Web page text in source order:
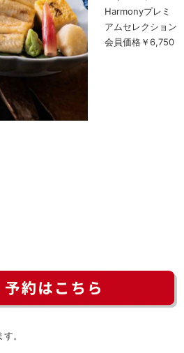
Harmonyプレミ
アムセレクション
会員価格￥6,750
。